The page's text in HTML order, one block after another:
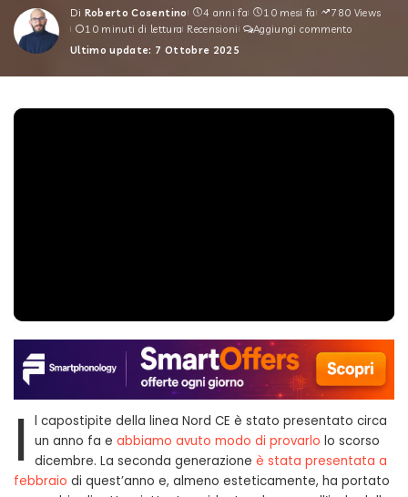
Posted
by
Di Roberto Cosentino 4 anni fa 10 mesi fa
780 Views
10 minuti di lettura Recensioni
Aggiungi commento
Ultimo update: 7 Ottobre 2025
I l capostipite della linea Nord CE è stato presentato circa
un anno fa e abbiamo avuto modo di provarlo lo scorso
dicembre. La seconda generazione è stata presentata a
febbraio di quest’anno e, almeno esteticamente, ha portato